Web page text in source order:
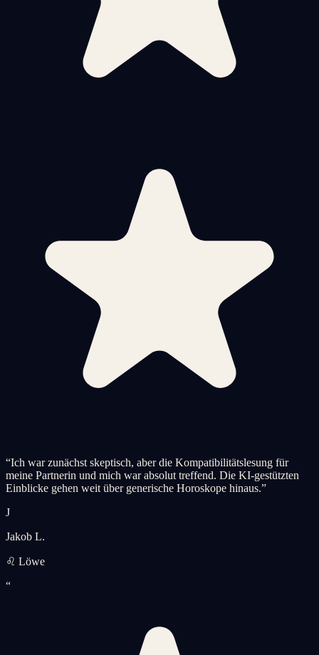
“Ich war zunächst skeptisch, aber die Kompatibilitätslesung für
meine Partnerin und mich war absolut treffend. Die KI-gestützten
Einblicke gehen weit über generische Horoskope hinaus.”
J
Jakob L.
♌ Löwe
“